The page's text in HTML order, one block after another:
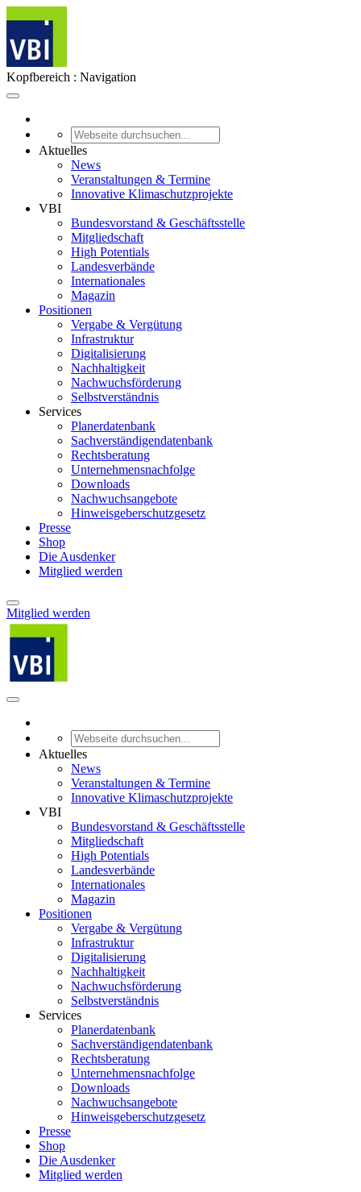
Kopfbereich : Navigation
Aktuelles
News
Veranstaltungen & Termine
Innovative Klimaschutzprojekte
VBI
Bundesvorstand & Geschäftsstelle
Mitgliedschaft
High Potentials
Landesverbände
Internationales
Magazin
Positionen
Vergabe & Vergütung
Infrastruktur
Digitalisierung
Nachhaltigkeit
Nachwuchsförderung
Selbstverständnis
Services
Planerdatenbank
Sachverständigendatenbank
Rechtsberatung
Unternehmensnachfolge
Downloads
Nachwuchsangebote
Hinweisgeberschutzgesetz
Presse
Shop
Die Ausdenker
Mitglied werden
Mitglied werden
Aktuelles
News
Veranstaltungen & Termine
Innovative Klimaschutzprojekte
VBI
Bundesvorstand & Geschäftsstelle
Mitgliedschaft
High Potentials
Landesverbände
Internationales
Magazin
Positionen
Vergabe & Vergütung
Infrastruktur
Digitalisierung
Nachhaltigkeit
Nachwuchsförderung
Selbstverständnis
Services
Planerdatenbank
Sachverständigendatenbank
Rechtsberatung
Unternehmensnachfolge
Downloads
Nachwuchsangebote
Hinweisgeberschutzgesetz
Presse
Shop
Die Ausdenker
Mitglied werden